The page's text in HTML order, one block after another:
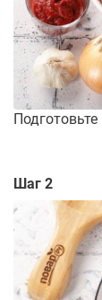
Шаг 2